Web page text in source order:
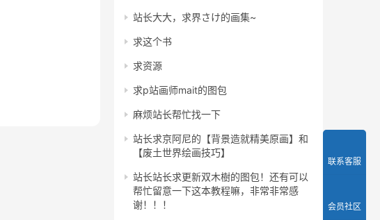
站长大大，求界さけ的画集~
求这个书
求资源
求p站画师mait的图包
麻烦站长帮忙找一下
站长求京阿尼的【背景造就精美原画】和
【废土世界绘画技巧】
站长站长求更新双木樹的图包！还有可以
帮忙留意一下这本教程嘛，非常非常感
谢！！！
联系客服
会员社区